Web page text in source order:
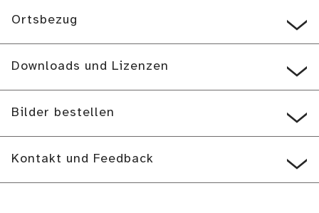
Ortsbezug
Downloads und Lizenzen
Bilder bestellen
Kontakt und Feedback